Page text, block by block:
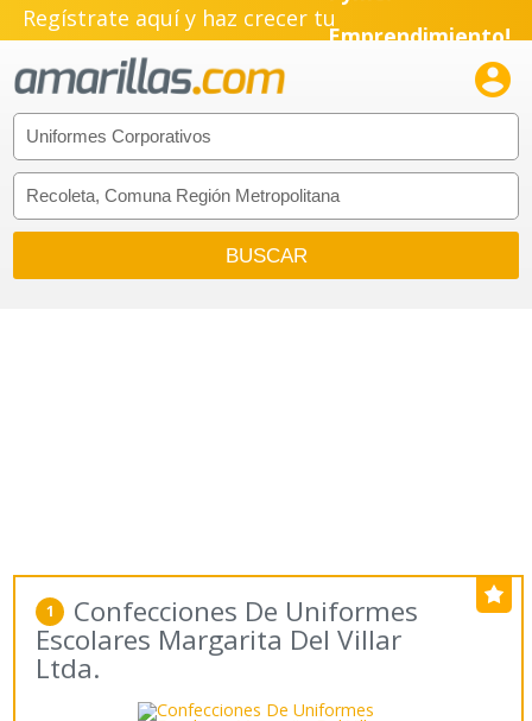
Regístrate aquí y haz crecer tuPyme!
Emprendimiento!

1 Confecciones De Uniformes
Escolares Margarita Del Villar
Ltda.